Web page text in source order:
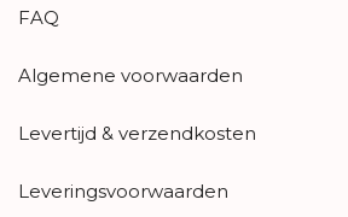
FAQ
Algemene voorwaarden
Levertijd & verzendkosten
Leveringsvoorwaarden